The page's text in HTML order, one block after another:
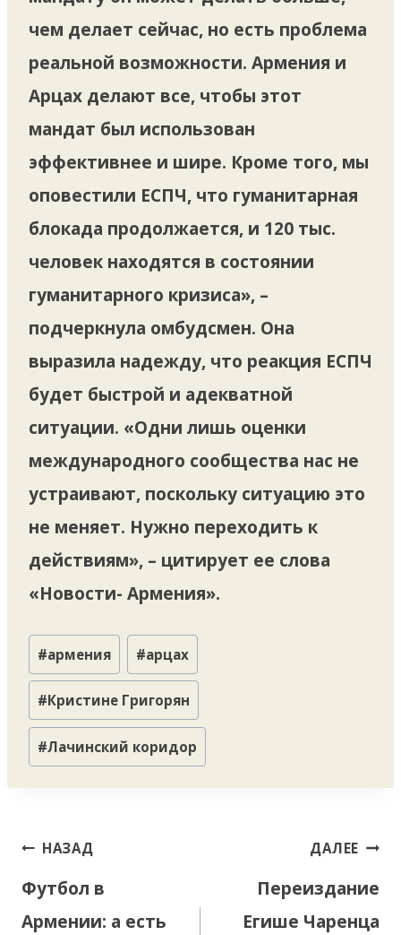
чем делает сейчас, но есть проблема
реальной возможности. Армения и
Арцах делают все, чтобы этот
мандат был использован
эффективнее и шире. Кроме того, мы
оповестили ЕСПЧ, что гуманитарная
блокада продолжается, и 120 тыс.
человек находятся в состоянии
гуманитарного кризиса», –
подчеркнула омбудсмен. Она
выразила надежду, что реакция ЕСПЧ
будет быстрой и адекватной
ситуации. «Одни лишь оценки
международного сообщества нас не
устраивают, поскольку ситуацию это
не меняет. Нужно переходить к
действиям», – цитирует ее слова
«Новости- Армения».
Метки
записи:
#армения #арцах
#Кристине Григорян
#Лачинский коридор
Навигация
записям
НАЗАД
Футбол в
Армении: а есть
ДАЛЕЕ
Переиздание
Егише Чаренца